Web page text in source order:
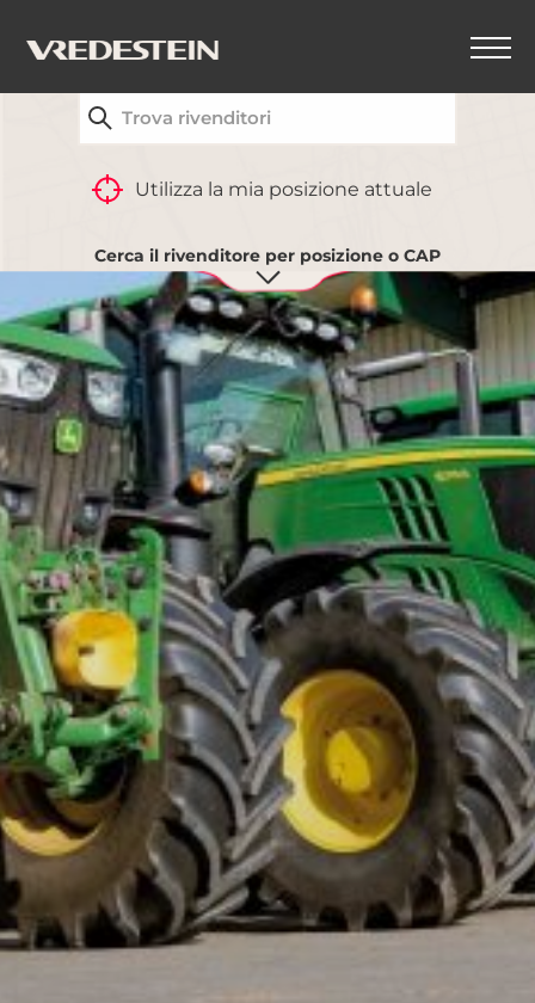
VICINO A TE
Utilizza la mia posizione attuale
Cerca il rivenditore per posizione o CAP